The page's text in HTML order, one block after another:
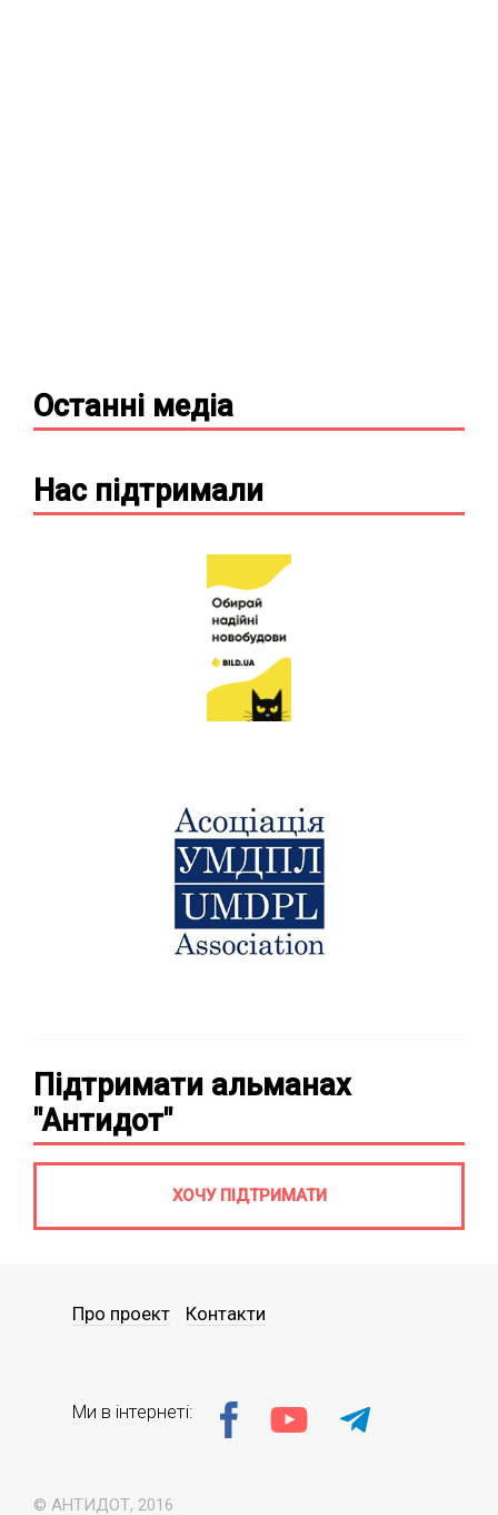
Останні медіа
Нас підтримали
Підтримати альманах
"Антидот"
ХОЧУ ПІДТРИМАТИ
© АНТИДОТ, 2016
Про проект Контакти
Ми в інтернеті: